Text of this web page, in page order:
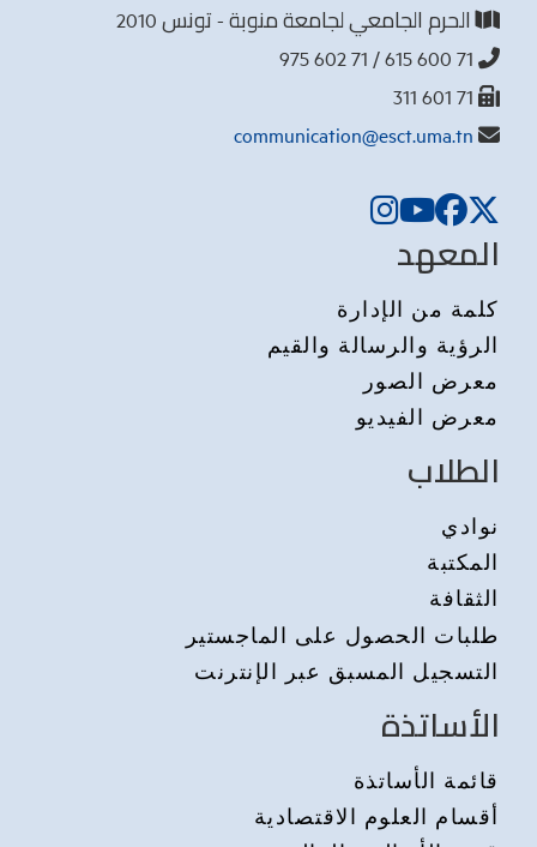
الحرم الجامعي لجامعة منوبة - تونس 2010
communication@esct.uma.tn
المعهد
كلمة من الإدارة
الرؤية والرسالة والقيم
معرض الصور
معرض الفيديو
الطلاب
نوادي
المكتبة
الثقافة
طلبات الحصول على الماجستير
التسجيل المسبق عبر الإنترنت
الأساتذة
قائمة الأساتذة
أقسام العلوم الاقتصادية